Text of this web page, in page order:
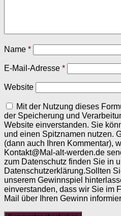
Name *
E-Mail-Adresse *
Website
Mit der Nutzung dieses
der Speicherung und
Website einverstanden. Sie
und einen Spitznamen nutzen.
(dann auch Ihren Kommentar),
Kontakt@Mal-alt-werden.de
zum Datenschutz finden Sie in
Datenschutzerklärung.Sollten
unserem Gewinnspiel
einverstanden, dass wir Sie im
Mail über Ihren Gewinn